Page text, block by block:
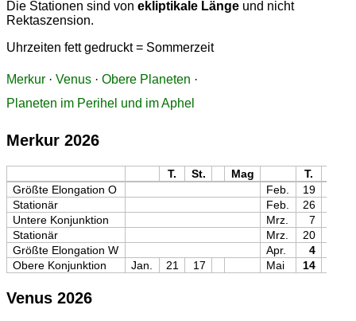
Die Stationen sind von ekliptikale Länge und nicht
Rektaszension.
Uhrzeiten fett gedruckt = Sommerzeit
Merkur · Venus · Obere Planeten ·
Planeten im Perihel und im Aphel
Merkur 2026
T. St. Mag T.
Größte Elongation O
Feb. 19
Stationär
Feb. 26
Untere Konjunktion
Mrz. 7
Stationär
Mrz. 20
Größte Elongation W
Apr. 4
Obere Konjunktion
Jan. 21 17 Mai 14
Venus 2026